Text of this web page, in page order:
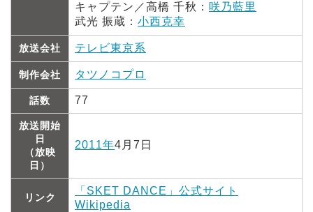
キャプテン／高橋 千秋： 咲乃藍里
武光 振蔵： 小西克幸
放送会社 テレビ東京系
制作会社 タツノコプロ
話数 77
放送開始
日
（放映
日）
2011年4月7日
リンク
「SKET DANCE」公式サイト
Wikipedia